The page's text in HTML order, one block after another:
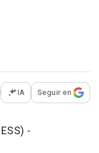
opciones para
IA Seguir en
-